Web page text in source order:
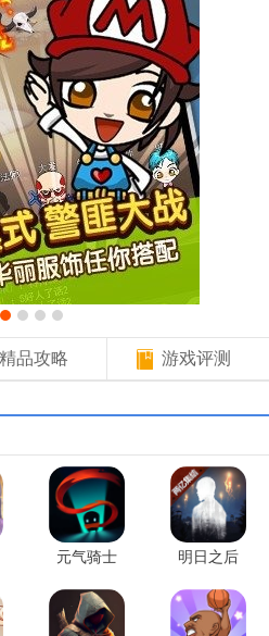
精品攻略 游戏评测
元气骑士 明日之后